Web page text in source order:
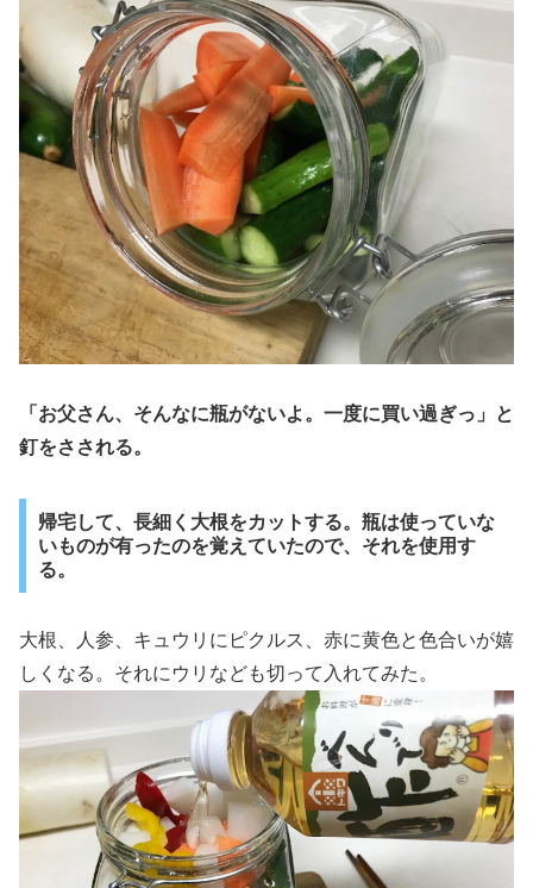
「お父さん、そんなに瓶がないよ。一度に買い過ぎっ」と
釘をさされる。
帰宅して、長細く大根をカットする。瓶は使っていな
いものが有ったのを覚えていたので、それを使用す
る。
大根、人参、キュウリにピクルス、赤に黄色と色合いが嬉
しくなる。それにウリなども切って入れてみた。